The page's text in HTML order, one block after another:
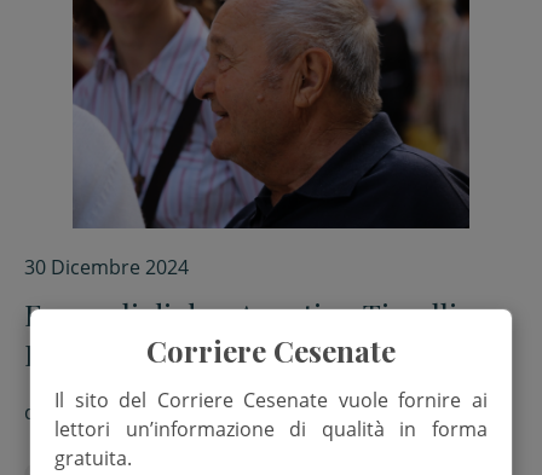
30 Dicembre 2024
Funerali di don Agostino Tisselli.
Domani la diretta sui nostri social
di Red.
Corriere Cesenate
Il sito del Corriere Cesenate vuole fornire ai
lettori un’informazione di qualità in forma
gratuita.